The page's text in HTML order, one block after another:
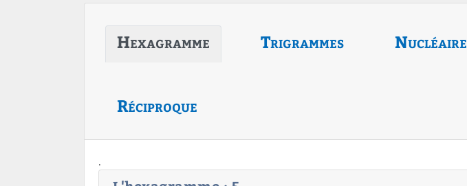
Hexagramme Trigrammes Nucléaire
Réciproque
.